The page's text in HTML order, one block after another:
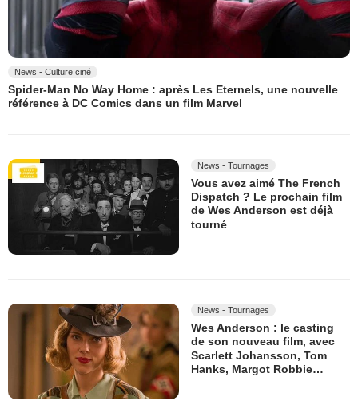
News - Culture ciné
Spider-Man No Way Home : après Les Eternels, une nouvelle
référence à DC Comics dans un film Marvel
News - Tournages
Vous avez aimé The French
Dispatch ? Le prochain film
de Wes Anderson est déjà
tourné
News - Tournages
Wes Anderson : le casting
de son nouveau film, avec
Scarlett Johansson, Tom
Hanks, Margot Robbie…